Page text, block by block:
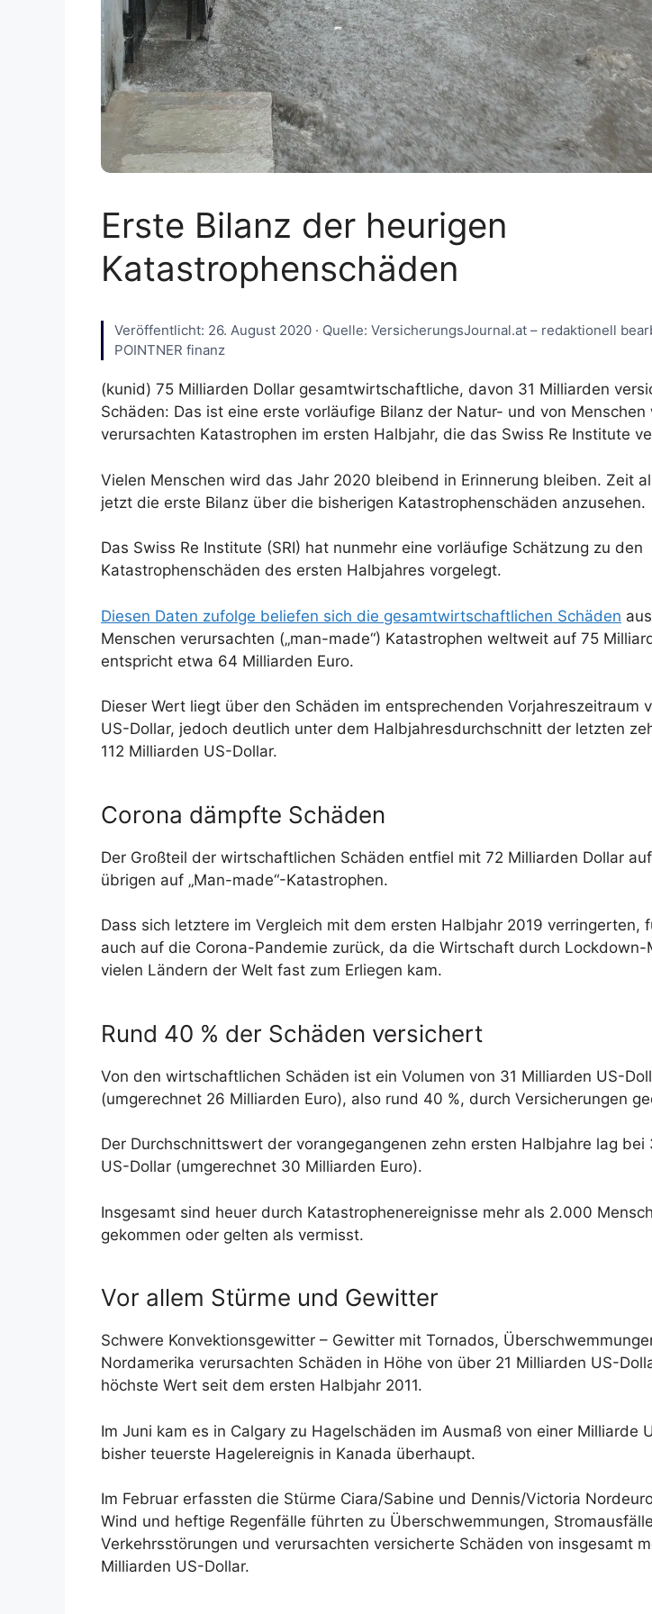
Erste Bilanz der heurigen
Katastrophenschäden
Veröffentlicht: 26. August 2020 · Quelle: VersicherungsJournal.at – redaktionell
POINTNER finanz
(kunid) 75 Milliarden Dollar gesamtwirtschaftliche, davon 31 Milliarden
Schäden: Das ist eine erste vorläufige Bilanz der Natur- und von
verursachten Katastrophen im ersten Halbjahr, die das Swiss Re Institute
Vielen Menschen wird das Jahr 2020 bleibend in Erinnerung bleiben. Zeit
jetzt die erste Bilanz über die bisherigen Katastrophenschäden anzusehen.
Das Swiss Re Institute (SRI) hat nunmehr eine vorläufige Schätzung zu den
Katastrophenschäden des ersten Halbjahres vorgelegt.
Diesen Daten zufolge beliefen sich die gesamtwirtschaftlichen Schäden
Menschen verursachten („man-made“) Katastrophen weltweit auf 75
entspricht etwa 64 Milliarden Euro.
Dieser Wert liegt über den Schäden im entsprechenden Vorjahreszeitraum
US-Dollar, jedoch deutlich unter dem Halbjahresdurchschnitt der letzten
112 Milliarden US-Dollar.
Corona dämpfte Schäden
Der Großteil der wirtschaftlichen Schäden entfiel mit 72 Milliarden Dollar
übrigen auf „Man-made“-Katastrophen.
Dass sich letztere im Vergleich mit dem ersten Halbjahr 2019 verringerten,
auch auf die Corona-Pandemie zurück, da die Wirtschaft durch Lockdown-
vielen Ländern der Welt fast zum Erliegen kam.
Rund 40 % der Schäden versichert
Von den wirtschaftlichen Schäden ist ein Volumen von 31 Milliarden US-
(umgerechnet 26 Milliarden Euro), also rund 40 %, durch Versicherungen
Der Durchschnittswert der vorangegangenen zehn ersten Halbjahre lag bei
US-Dollar (umgerechnet 30 Milliarden Euro).
Insgesamt sind heuer durch Katastrophenereignisse mehr als 2.000
gekommen oder gelten als vermisst.
Vor allem Stürme und Gewitter
Schwere Konvektionsgewitter – Gewitter mit Tornados,
Nordamerika verursachten Schäden in Höhe von über 21 Milliarden US-
höchste Wert seit dem ersten Halbjahr 2011.
Im Juni kam es in Calgary zu Hagelschäden im Ausmaß von einer Milliarde
bisher teuerste Hagelereignis in Kanada überhaupt.
Im Februar erfassten die Stürme Ciara/Sabine und Dennis/Victoria
Wind und heftige Regenfälle führten zu Überschwemmungen,
Verkehrsstörungen und verursachten versicherte Schäden von insgesamt
Milliarden US-Dollar.